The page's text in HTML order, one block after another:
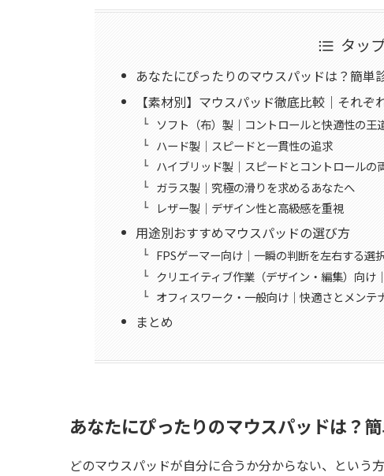
タッ
あなたにぴったりのマウスパッドは？簡単
【素材別】マウスパッド徹底比較｜それ
ソフト（布）製｜コントロールと快適性の王
ハード製｜スピードと一貫性の追求
ハイブリッド製｜スピードとコントロールの
ガラス製｜究極の滑りを求めるあなたへ
レザー製｜デザイン性と高級感を重視
用途別おすすめマウスパッドの選び方
FPSゲーマー向け｜一瞬の判断を左右する選
クリエイティブ作業（デザイン・編集）向け
オフィスワーク・一般向け｜快適さとメンテ
まとめ
あなたにぴったりのマウスパッドは？
どのマウスパッドが自分に合うか分からない、という